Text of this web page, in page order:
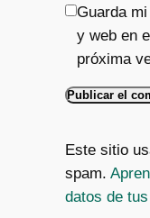
Guarda
y web en
próxima
Este sitio
spam.
datos de